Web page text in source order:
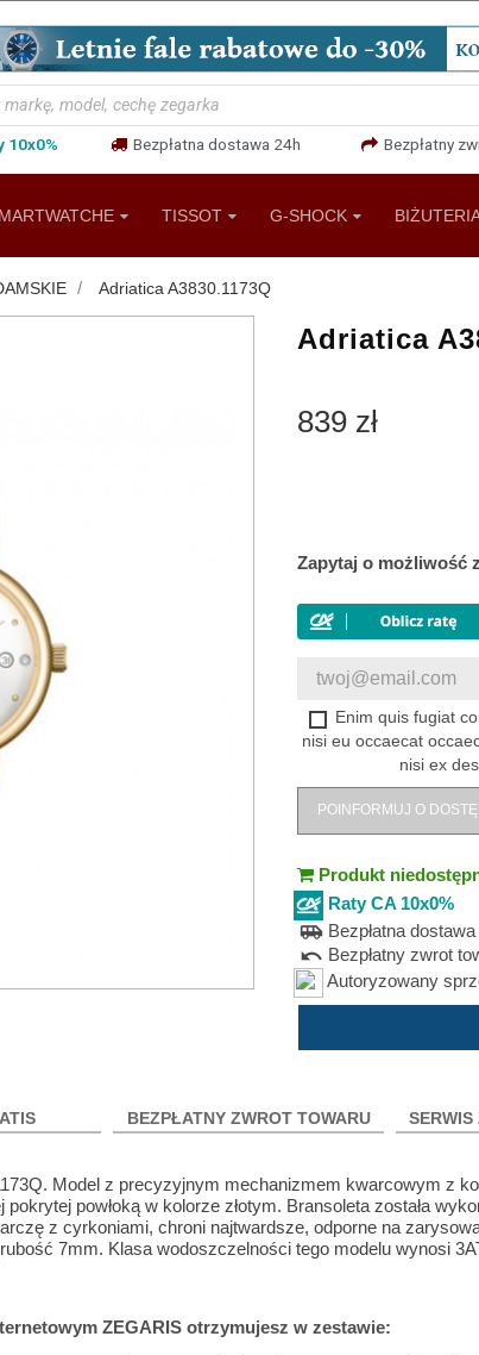
10x0% Bezpłatna dostawa 24h Bezpłatny
TISSOT G-SHOCK
Adriatica A3830.1173Q
Adriatica
839 zł
Zapytaj o możliwość
Enim quis fugiat
nisi eu occaecat
nisi ex
POINFORMUJ O
Produkt
Raty CA 10x0%
airport_shuttle Bezpłatna
undo Bezpłatny zwrot
Autoryzowany
BEZPŁATNY ZWROT TOWARU SERWIS
Model z precyzyjnym mechanizmem kwarcowym z
powłoką w kolorze złotym. Bransoleta została
z cyrkoniami, chroni najtwardsze, odporne na
7mm. Klasa wodoszczelności tego modelu wynosi
ZEGARIS otrzymujesz w zestawie: